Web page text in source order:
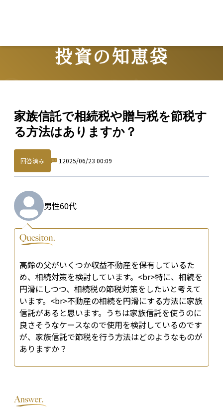
投資の知恵袋
家族信託で相続税や贈与税を節税す
る方法はありますか？
回答済み 1 2025/06/23 00:09
男性60代
高齢の父がいくつか収益不動産を保有しているた
め、相続対策を検討しています。<br>特に、相続を
円滑にしつつ、相続税の節税対策をしたいと考えて
います。<br>不動産の相続を円滑にする方法に家族
信託があると思います。うちは家族信託を使うのに
良さそうなケースなので使用を検討しているのです
が、家族信託で節税を行う方法はどのようなものが
ありますか？